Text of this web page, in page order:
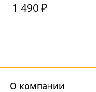
1 490 ₽
О компании